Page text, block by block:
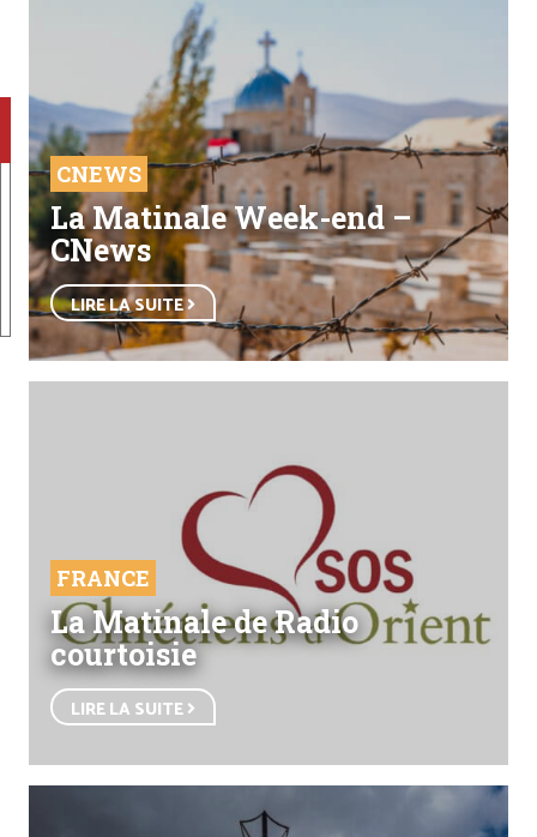
CNEWS
La Matinale Week-end –
CNews
LIRE LA SUITE
FRANCE
La Matinale de Radio
courtoisie
LIRE LA SUITE